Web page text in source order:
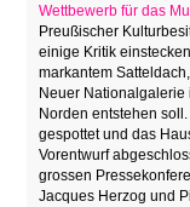
Wettbewerb für das
Preußischer
einige Kritik
markantem
Neuer
Norden entstehen
gespottet und das
Vorentwurf
grossen
Jacques Herzog und